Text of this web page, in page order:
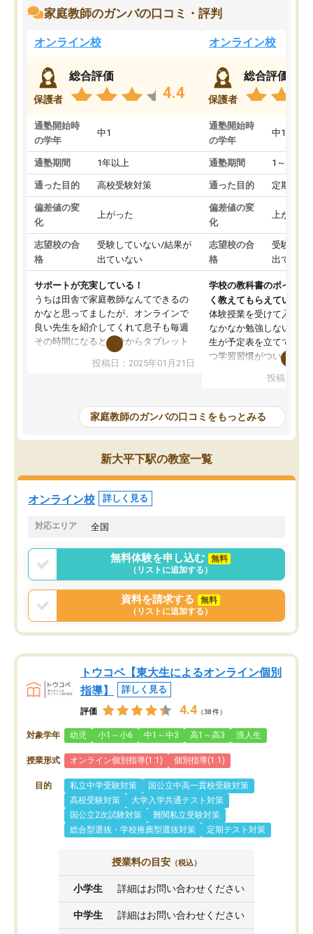
家庭教師のガンバの口コミ・評判
オンライン校
保護者
総合評価
4.4
通塾開始時
の学年
中1
通塾期間 1年以上
通った目的 高校受験対策
偏差値の変
化
上がった
志望校の合
格
受験していない/結果が
出ていない
サポートが充実している！
うちは田舎で家庭教師なんてできるの
かなと思ってましたが、オンラインで
良い先生を紹介してくれて息子も毎週
その時間になると自分からタブレット
を開いてzoomを繋げるようになりまし
た！5科目なんでもOKなのもとても気
めて1年ほどだった今では平均点以上の
科目が増えてきました！あと1年受験ま
であるので無料の週末教室を使用しな
がら頑張って欲しいと思います！
投稿日：2025年01月21日
オンライン校
保護者
総合評価
通塾開始時
の学年
中1
通塾期間 1～3ヵ月
通った目的 定期テス
偏差値の変
化
上がった
志望校の合
格
受験して
出ていな
学校の教科書のポイント
く教えてもらえている
体験授業を受けて入塾し
なかなか勉強しない息子
生が予定表を立ててくれ
つ学習習慣がついてきま
指導が無い日も予定表
問できるのでとても助か
投稿日：
家庭教師のガンバの口コミをもっとみる
新大平下駅の教室一覧
オンライン校 詳しく見る
対応エリア 全国
無料体験を申し込む
無料
（リストに追加する）
資料を請求する
無料
（リストに追加する）
トウコベ【東大生によるオンライン個別
指導】
詳しく見る
評価 4.4 （38件）
対象学年 幼児 小1～小6 中1～中3 高1～高3 浪人生
授業形式 オンライン個別指導(1:1) 個別指導(1:1)
目的 私立中学受験対策
国公立中高一貫校受験対策
高校受験対策
大学入学共通テスト対策
国公立2次試験対策
難関私立受験対策
総合型選抜・学校推薦型選抜対策
定期テスト対策
授業料の目安 （税込）
小学生 詳細はお問い合わせください
中学生 詳細はお問い合わせください